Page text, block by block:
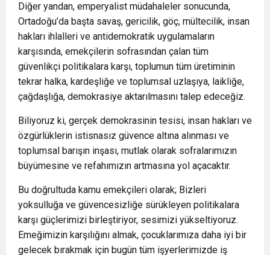
Diğer yandan, emperyalist müdahaleler sonucunda,
Ortadoğu’da başta savaş, gericilik, göç, mültecilik, insan
hakları ihlalleri ve antidemokratik uygulamaların
karşısında, emekçilerin sofrasından çalan tüm
güvenlikçi politikalara karşı, toplumun tüm üretiminin
tekrar halka, kardeşliğe ve toplumsal uzlaşıya, laikliğe,
çağdaşlığa, demokrasiye aktarılmasını talep edeceğiz.
Biliyoruz ki, gerçek demokrasinin tesisi, insan hakları ve
özgürlüklerin istisnasız güvence altına alınması ve
toplumsal barışın inşası, mutlak olarak sofralarımızın
büyümesine ve refahımızın artmasına yol açacaktır.
Bu doğrultuda kamu emekçileri olarak; Bizleri
yoksulluğa ve güvencesizliğe sürükleyen politikalara
karşı güçlerimizi birleştiriyor, sesimizi yükseltiyoruz.
Emeğimizin karşılığını almak, çocuklarımıza daha iyi bir
gelecek bırakmak için bugün tüm işyerlerimizde iş